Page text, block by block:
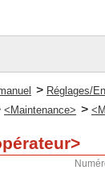
> Réglages/
<Maintenance> >